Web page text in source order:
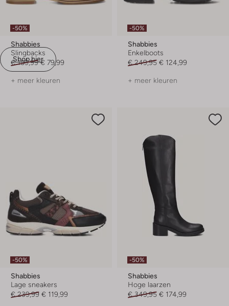
Shop hier
-50%
Shabbies
Slingbacks
€ 159,99 € 79,99
+ meer kleuren
-50%
Shabbies
Enkelboots
€ 249,95 € 124,99
+ meer kleuren
-50%
Shabbies
Lage sneakers
€ 239,99 € 119,99
-50%
Shabbies
Hoge laarzen
€ 349,95 € 174,99